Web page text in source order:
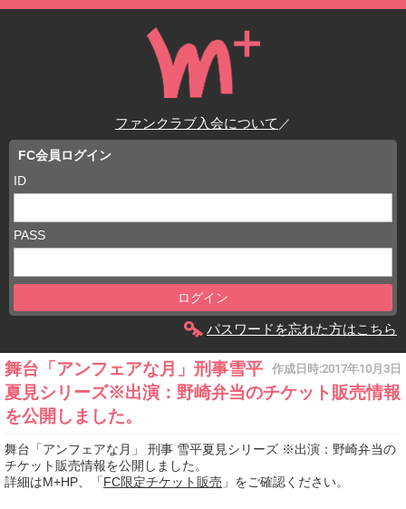
ファンクラブ入会について ／
FC会員ログイン
ID
PASS
パスワードを忘れた方はこちら
作成日時:2017年10月3日
舞台「アンフェアな月」刑事雪平
夏見シリーズ※出演：野崎弁当のチケット販売情報
を公開しました。
舞台「アンフェアな月」 刑事 雪平夏見シリーズ ※出演：野崎弁当の
チケット販売情報を公開しました。
詳細はM+HP、「FC限定チケット販売 」をご確認ください。